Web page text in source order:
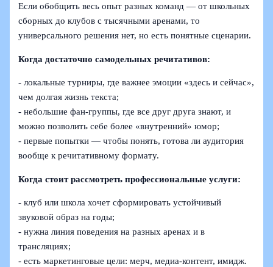
Если обобщить весь опыт разных команд — от школьных
сборных до клубов с тысячными аренами, то
универсального решения нет, но есть понятные сценарии.
Когда достаточно самодельных речитативов:
- локальные турниры, где важнее эмоции «здесь и сейчас»,
чем долгая жизнь текста;
- небольшие фан-группы, где все друг друга знают, и
можно позволить себе более «внутренний» юмор;
- первые попытки — чтобы понять, готова ли аудитория
вообще к речитативному формату.
Когда стоит рассмотреть профессиональные услуги:
- клуб или школа хочет сформировать устойчивый
звуковой образ на годы;
- нужна линия поведения на разных аренах и в
трансляциях;
- есть маркетинговые цели: мерч, медиа-контент, имидж.